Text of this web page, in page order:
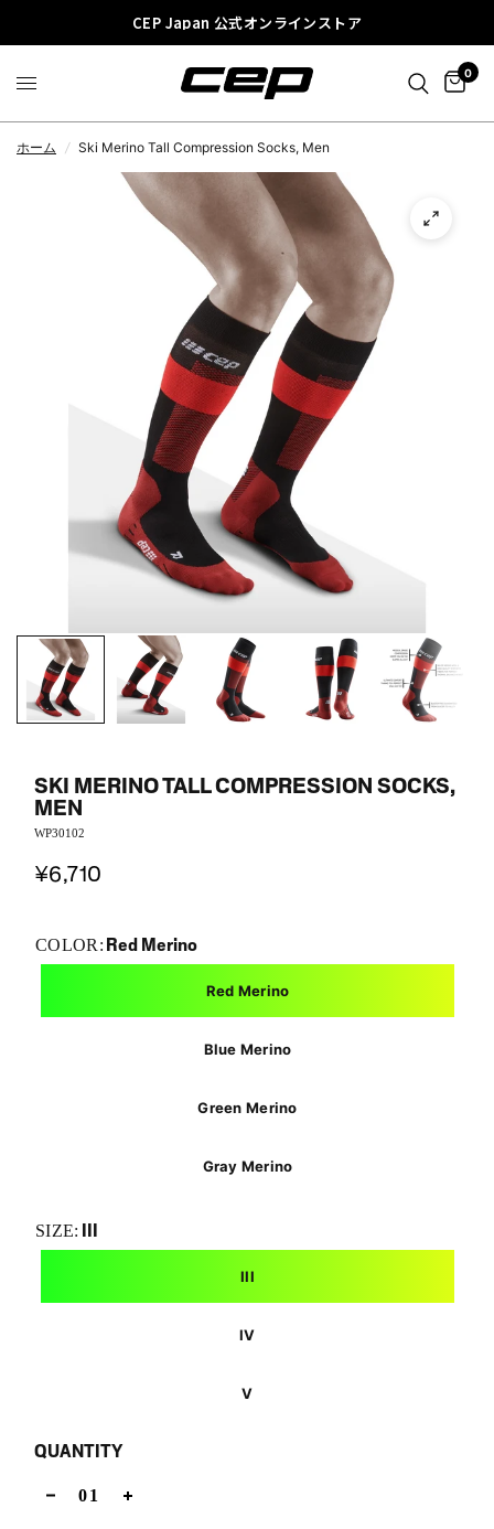
CEP Japan 公式オンラインストア
0
ホーム / Ski Merino Tall Compression Socks, Men
SKI MERINO TALL COMPRESSION SOCKS,
MEN
WP30102
¥6,710
COLOR: Red Merino
Red Merino
Blue Merino
Green Merino
Gray Merino
SIZE: III
III
IV
V
QUANTITY